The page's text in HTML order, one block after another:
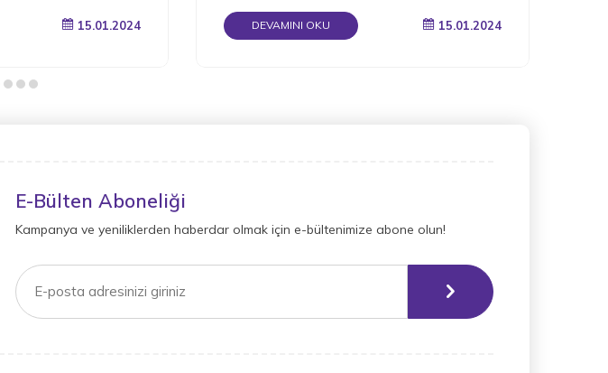
15.01.2024 DEVAMINI OKU 15.01.2024
E-Bülten Aboneliği
Kampanya ve yeniliklerden haberdar olmak için e-bültenimize abone olun!